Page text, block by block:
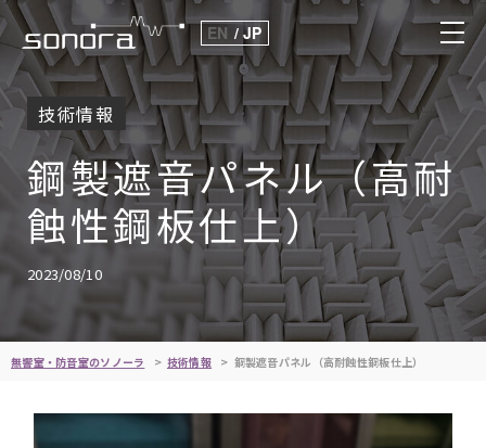
EN JP
技術情報
鋼製遮音パネル（高耐
蝕性鋼板仕上）
2023/08/10
無響室・防音室のソノーラ 技術情報 鋼製遮音パネル（高耐蝕性鋼板仕上）